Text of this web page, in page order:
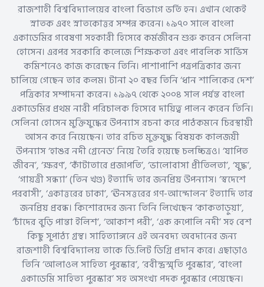
রাজশাহী বিশ্ববিদ্যালয়ের বাংলা বিভাগে ভর্তি হন। এখান থেকেই
স্নাতক এবং স্নাতকোত্তর সম্পন্ন করেন। ১৯৭০ সালে বাংলা
একাডেমির গবেষণা সহকারী হিসেবে কর্মজীবন শুরু করেন সেলিনা
হোসেন। এরপর সরকারি কলেজে শিক্ষকতা এবং পাবলিক সার্ভিস
কমিশনেও কাজ করেছেন তিনি। পাশাপাশি পত্রপত্রিকার জন্য
চালিয়ে গেছেন তার কলম। টানা ২০ বছর তিনি ‘ধান শালিকের দেশ’
পত্রিকার সম্পাদনা করেন। ১৯৯৭ থেকে ২০০৪ সাল পর্যন্ত বাংলা
একাডেমির প্রথম নারী পরিচালক হিসেবে দায়িত্ব পালন করেন তিনি।
সেলিনা হোসেন মুক্তিযুদ্ধের উপন্যাস রচনা করে পাঠকমনে চিরস্থায়ী
আসন করে নিয়েছেন। তার রচিত মুক্তযুদ্ধ বিষয়ক কালজয়ী
উপন্যাস ‘হাঙর নদী গ্রেনেড’ নিয়ে তৈরি হয়েছে চলচ্চিত্রও। ‘যাপিত
জীবন’, ‘ক্ষরণ’, ‘কাঁটাতারে প্রজাপতি’, ‘ভালোবাসা প্রীতিলতা’, ‘যুদ্ধ’,
‘গায়ত্রী সন্ধ্যা’ (তিন খণ্ড) ইত্যাদি তার জনপ্রিয় উপন্যাস। ‘স্বদেশে
পরবাসী’, ‘একাত্তরের ঢাকা’, ‘ঊনসত্তরের গণ-আন্দোলন’ ইত্যাদি তার
জনপ্রিয় প্রবন্ধ। কিশোরদের জন্য তিনি লিখেছেন ‘কাকতাড়ুয়া’,
‘চাঁদের বুড়ি পান্তা ইলিশ’, ‘আকাশ পরী’, ‘এক রূপোলি নদী’ সহ বেশ
কিছু সুপাঠ্য গ্রন্থ। সাহিত্যাঙ্গনে এই অনবদ্য অবদানের জন্য
রাজশাহী বিশ্ববিদ্যালয় তাকে ডি.লিট ডিগ্রি প্রদান করে। এছাড়াও
তিনি ‘আলাওল সাহিত্য পুরস্কার’, ‘রবীন্দ্রস্মৃতি পুরস্কার’, ‘বাংলা
একাডেমি সাহিত্য পুরস্কার’ সহ অসংখ্য পদক পুরস্কার পেয়েছেন।